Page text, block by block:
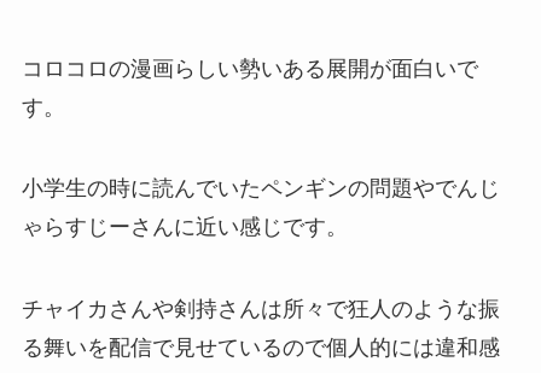
コロコロの漫画らしい勢いある展開が面白いで
す。
小学生の時に読んでいたペンギンの問題やでんじ
ゃらすじーさんに近い感じです。
チャイカさんや剣持さんは所々で狂人のような振
る舞いを配信で見せているので個人的には違和感